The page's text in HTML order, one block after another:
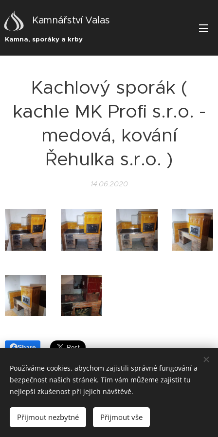
Kamnářství Valas
Kamna, sporáky a krby
Kachlový sporák (
kachle MK Profi s.r.o. -
medová, kování
Řehulka s.r.o. )
14.06.2020
Share
Tel.: +420 773 064 067
Cookies
Používáme cookies, abychom zajistili správné fungování a
bezpečnost našich stránek. Tím vám můžeme zajistit tu
nejlepší zkušenost při jejich návštěvě.
Přijmout nezbytné Přijmout vše